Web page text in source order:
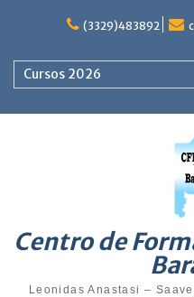
(3329)483892
Cursos 2026
Centro de
Leonidas Anastasi –